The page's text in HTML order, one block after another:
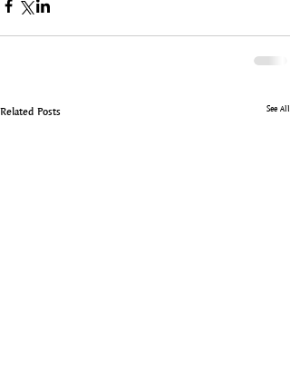
Related Posts See All